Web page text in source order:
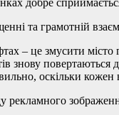
та грамотній
– це змусити
знову
оскільки
рекламного